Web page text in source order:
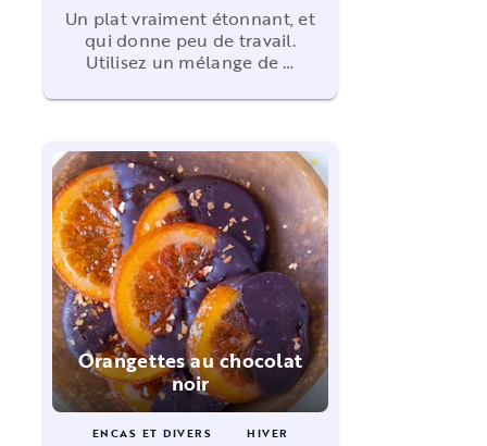
Un plat vraiment étonnant, et
qui donne peu de travail.
Utilisez un mélange de …
Orangettes au chocolat
noir
ENCAS ET DIVERS HIVER